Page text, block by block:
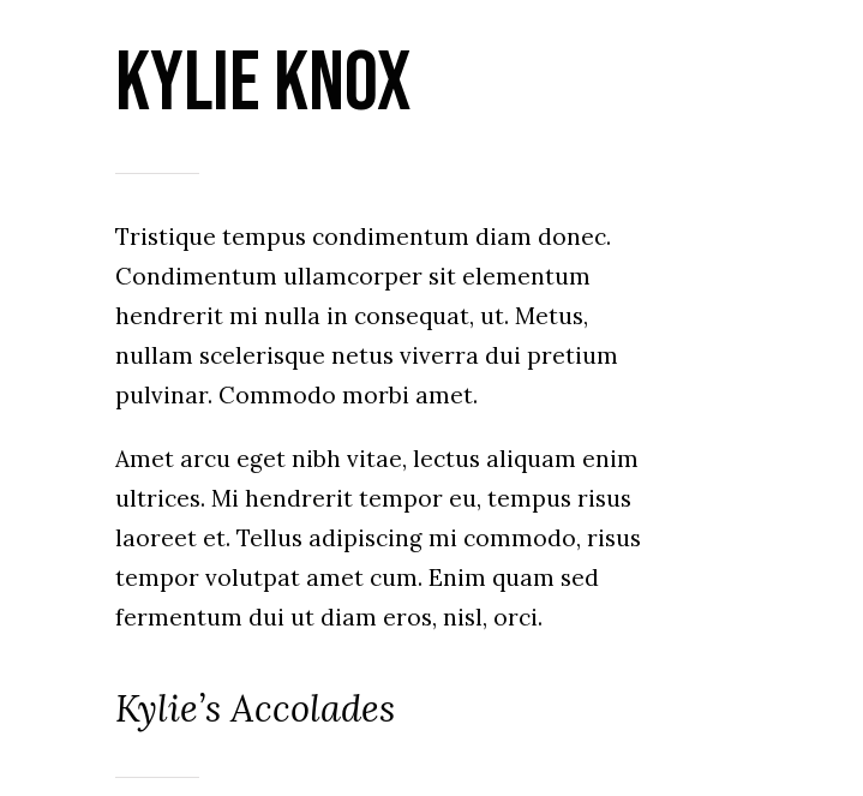
Kylie Knox
Tristique tempus condimentum diam donec.
Condimentum ullamcorper sit elementum
hendrerit mi nulla in consequat, ut. Metus,
nullam scelerisque netus viverra dui pretium
pulvinar. Commodo morbi amet.
Amet arcu eget nibh vitae, lectus aliquam enim
ultrices. Mi hendrerit tempor eu, tempus risus
laoreet et. Tellus adipiscing mi commodo, risus
tempor volutpat amet cum. Enim quam sed
fermentum dui ut diam eros, nisl, orci.
Kylie’s Accolades